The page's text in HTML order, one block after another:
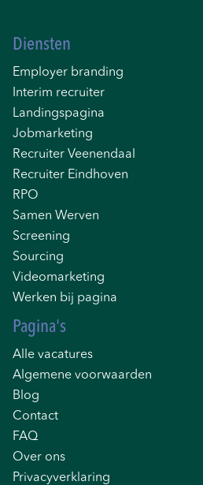
Diensten
Employer branding
Interim recruiter
Landingspagina
Jobmarketing
Recruiter Veenendaal
Recruiter Eindhoven
RPO
Samen Werven
Screening
Sourcing
Videomarketing
Werken bij pagina
Pagina's
Alle vacatures
Algemene voorwaarden
Blog
Contact
FAQ
Over ons
Privacyverklaring